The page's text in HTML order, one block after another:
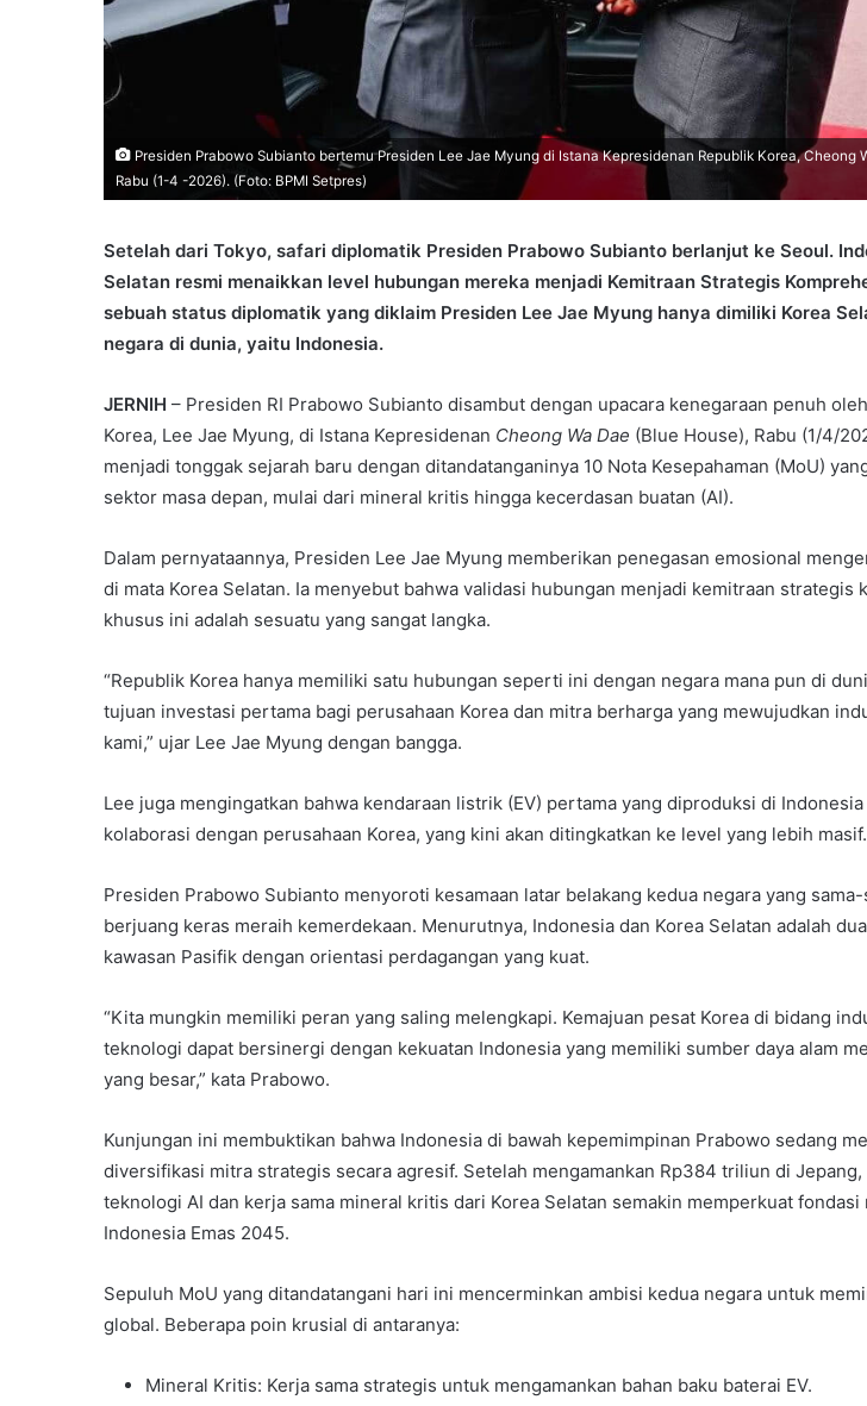
Presiden Prabowo Subianto bertemu Presiden Lee Jae Myung di Istana Kepresidenan Republik Korea, Cheong
Rabu (1-4 -2026). (Foto: BPMI Setpres)
Setelah dari Tokyo, safari diplomatik Presiden Prabowo Subianto berlanjut ke Seoul.
Selatan resmi menaikkan level hubungan mereka menjadi Kemitraan Strategis
sebuah status diplomatik yang diklaim Presiden Lee Jae Myung hanya dimiliki Korea
negara di dunia, yaitu Indonesia.
JERNIH – Presiden RI Prabowo Subianto disambut dengan upacara kenegaraan penuh
Korea, Lee Jae Myung, di Istana Kepresidenan Cheong Wa Dae (Blue House), Rabu (1/4/
menjadi tonggak sejarah baru dengan ditandatanganinya 10 Nota Kesepahaman (MoU)
sektor masa depan, mulai dari mineral kritis hingga kecerdasan buatan (AI).
Dalam pernyataannya, Presiden Lee Jae Myung memberikan penegasan emosional
di mata Korea Selatan. Ia menyebut bahwa validasi hubungan menjadi kemitraan strategis
khusus ini adalah sesuatu yang sangat langka.
“Republik Korea hanya memiliki satu hubungan seperti ini dengan negara mana pun di
tujuan investasi pertama bagi perusahaan Korea dan mitra berharga yang mewujudkan
kami,” ujar Lee Jae Myung dengan bangga.
Lee juga mengingatkan bahwa kendaraan listrik (EV) pertama yang diproduksi di
kolaborasi dengan perusahaan Korea, yang kini akan ditingkatkan ke level yang lebih masif.
Presiden Prabowo Subianto menyoroti kesamaan latar belakang kedua negara yang sama-
berjuang keras meraih kemerdekaan. Menurutnya, Indonesia dan Korea Selatan adalah
kawasan Pasifik dengan orientasi perdagangan yang kuat.
“Kita mungkin memiliki peran yang saling melengkapi. Kemajuan pesat Korea di bidang
teknologi dapat bersinergi dengan kekuatan Indonesia yang memiliki sumber daya alam
yang besar,” kata Prabowo.
Kunjungan ini membuktikan bahwa Indonesia di bawah kepemimpinan Prabowo sedang
diversifikasi mitra strategis secara agresif. Setelah mengamankan Rp384 triliun di Jepang,
teknologi AI dan kerja sama mineral kritis dari Korea Selatan semakin memperkuat fondasi
Indonesia Emas 2045.
Sepuluh MoU yang ditandatangani hari ini mencerminkan ambisi kedua negara untuk
global. Beberapa poin krusial di antaranya:
Mineral Kritis: Kerja sama strategis untuk mengamankan bahan baku baterai EV.